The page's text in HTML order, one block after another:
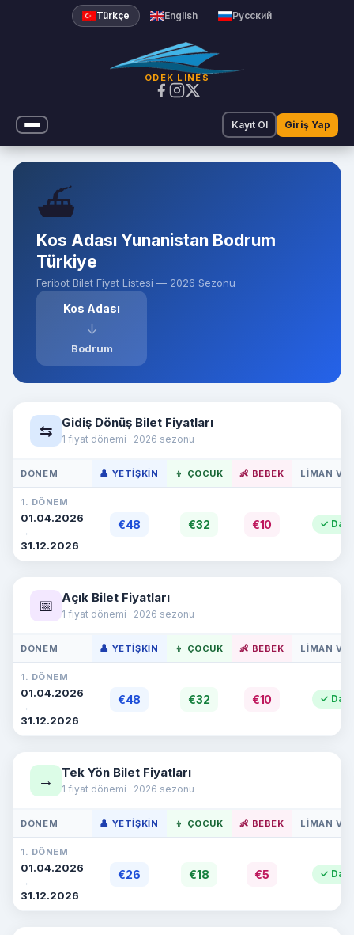
Feribot Bilet Fiyatları | Odek
Türkçe English Русский
ODEK LINES
Kayıt Ol Giriş Yap
⛴️
Kos Adası Yunanistan Bodrum
Türkiye
Feribot Bilet Fiyat Listesi — 2026 Sezonu
Kos Adası
↓
Bodrum
⇆ Gidiş Dönüş Bilet Fiyatları
1 fiyat dönemi · 2026 sezonu
DÖNEM 👤 YETIŞKIN 👦 ÇOCUK 👶 BEBEK LIMAN
1. DÖNEM
01.04.2026
→
31.12.2026
€48 €32 €10 ✓
📅 Açık Bilet Fiyatları
1 fiyat dönemi · 2026 sezonu
DÖNEM 👤 YETIŞKIN 👦 ÇOCUK 👶 BEBEK LIMAN
1. DÖNEM
01.04.2026
→
31.12.2026
€48 €32 €10 ✓
→ Tek Yön Bilet Fiyatları
1 fiyat dönemi · 2026 sezonu
DÖNEM 👤 YETIŞKIN 👦 ÇOCUK 👶 BEBEK LIMAN
1. DÖNEM
01.04.2026
→
31.12.2026
€26 €18 €5 ✓